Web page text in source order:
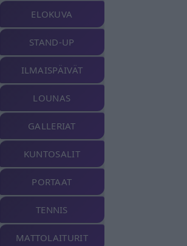
ELOKUVA
STAND-UP
ILMAISPÄIVÄT
LOUNAS
GALLERIAT
KUNTOSALIT
PORTAAT
TENNIS
MATTOLAITURIT